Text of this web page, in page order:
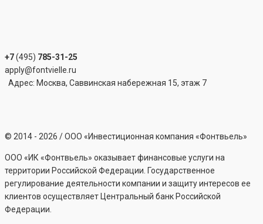
+7(495) 785-31-25
apply@fontvielle.ru
Адрес: Москва, Саввинская набережная 15, этаж 7
© 2014 - 2026 / ООО «Инвестиционная компания «Фонтвьель»
ООО «ИК «Фонтвьель» оказывает финансовые услуги на
территории Российской Федерации. Государственное
регулирование деятельности компании и защиту интересов ее
клиентов осуществляет Центральный банк Российской
Федерации.